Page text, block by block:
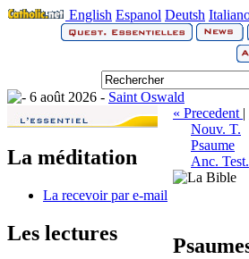
English Espanol Deutsh
6 août 2026 - Saint Oswald
La méditation
La recevoir par e-mail
Les lectures
« Precedent |
Nouv. T.
Psaume
Anc. Test.